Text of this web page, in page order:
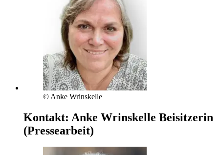
© Anke Wrinskelle
Kontakt: Anke Wrinskelle Beisitzerin
(Pressearbeit)